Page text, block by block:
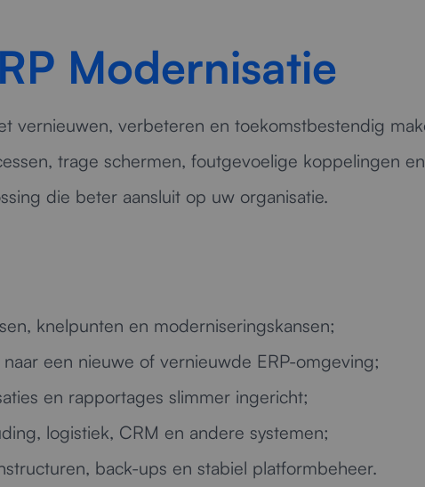
Modernisatie
vernieuwen, verbeteren en toekomstbestendig
trage schermen, foutgevoelige koppelingen
die beter aansluit op uw organisatie.
knelpunten en moderniseringskansen;
een nieuwe of vernieuwde ERP-omgeving;
en rapportages slimmer ingericht;
logistiek, CRM en andere systemen;
back-ups en stabiel platformbeheer.